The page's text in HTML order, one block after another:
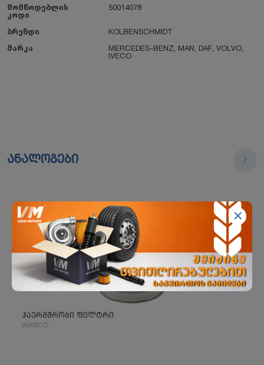
მომწოდებლის
კოდი
50014078
ბრენდი
KOLBENSCHMIDT
მარკა
MERCEDES-BENZ MAN DAF VOLVO
IVECO
ანალოგები
ჰაერმშრობი ფილტრი
WABCO